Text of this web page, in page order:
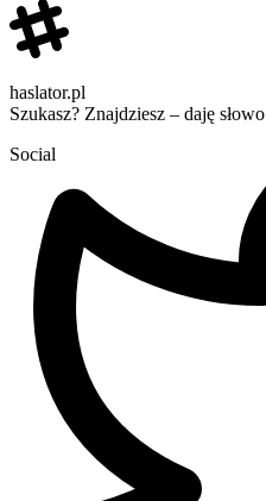
haslator.pl
Szukasz? Znajdziesz – daję słowo
Social